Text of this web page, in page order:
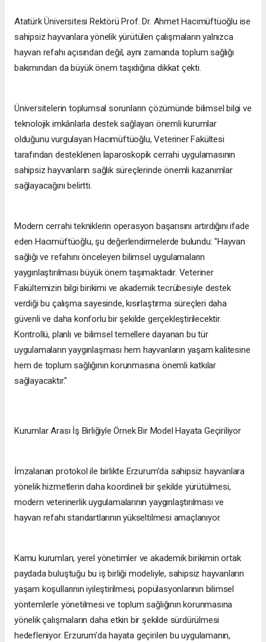
Atatürk Üniversitesi Rektörü Prof. Dr. Ahmet Hacımüftüoğlu ise
sahipsiz hayvanlara yönelik yürütülen çalışmaların yalnızca
hayvan refahı açısından değil, aynı zamanda toplum sağlığı
bakımından da büyük önem taşıdığına dikkat çekti.
Üniversitelerin toplumsal sorunların çözümünde bilimsel bilgi ve
teknolojik imkânlarla destek sağlayan önemli kurumlar
olduğunu vurgulayan Hacımüftüoğlu, Veteriner Fakültesi
tarafından desteklenen laparoskopik cerrahi uygulamasının
sahipsiz hayvanların sağlık süreçlerinde önemli kazanımlar
sağlayacağını belirtti.
Modern cerrahi tekniklerin operasyon başarısını artırdığını ifade
eden Hacımüftüoğlu, şu değerlendirmelerde bulundu: "Hayvan
sağlığı ve refahını önceleyen bilimsel uygulamaların
yaygınlaştırılması büyük önem taşımaktadır. Veteriner
Fakültemizin bilgi birikimi ve akademik tecrübesiyle destek
verdiği bu çalışma sayesinde, kısırlaştırma süreçleri daha
güvenli ve daha konforlu bir şekilde gerçekleştirilecektir.
Kontrollü, planlı ve bilimsel temellere dayanan bu tür
uygulamaların yaygınlaşması hem hayvanların yaşam kalitesine
hem de toplum sağlığının korunmasına önemli katkılar
sağlayacaktır."
Kurumlar Arası İş Birliğiyle Örnek Bir Model Hayata Geçiriliyor
İmzalanan protokol ile birlikte Erzurum’da sahipsiz hayvanlara
yönelik hizmetlerin daha koordineli bir şekilde yürütülmesi,
modern veterinerlik uygulamalarının yaygınlaştırılması ve
hayvan refahı standartlarının yükseltilmesi amaçlanıyor.
Kamu kurumları, yerel yönetimler ve akademik birikimin ortak
paydada buluştuğu bu iş birliği modeliyle, sahipsiz hayvanların
yaşam koşullarının iyileştirilmesi, popülasyonlarının bilimsel
yöntemlerle yönetilmesi ve toplum sağlığının korunmasına
yönelik çalışmaların daha etkin bir şekilde sürdürülmesi
hedefleniyor. Erzurum’da hayata geçirilen bu uygulamanın,